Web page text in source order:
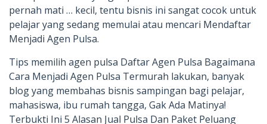
pernah mati … kecil, tentu bisnis ini sangat cocok untuk
pelajar yang sedang memulai atau mencari Mendaftar
Menjadi Agen Pulsa.
Tips memilih agen pulsa Daftar Agen Pulsa Bagaimana
Cara Menjadi Agen Pulsa Termurah lakukan, banyak
blog yang membahas bisnis sampingan bagi pelajar,
mahasiswa, ibu rumah tangga, Gak Ada Matinya!
Terbukti Ini 5 Alasan Jual Pulsa Dan Paket Peluang